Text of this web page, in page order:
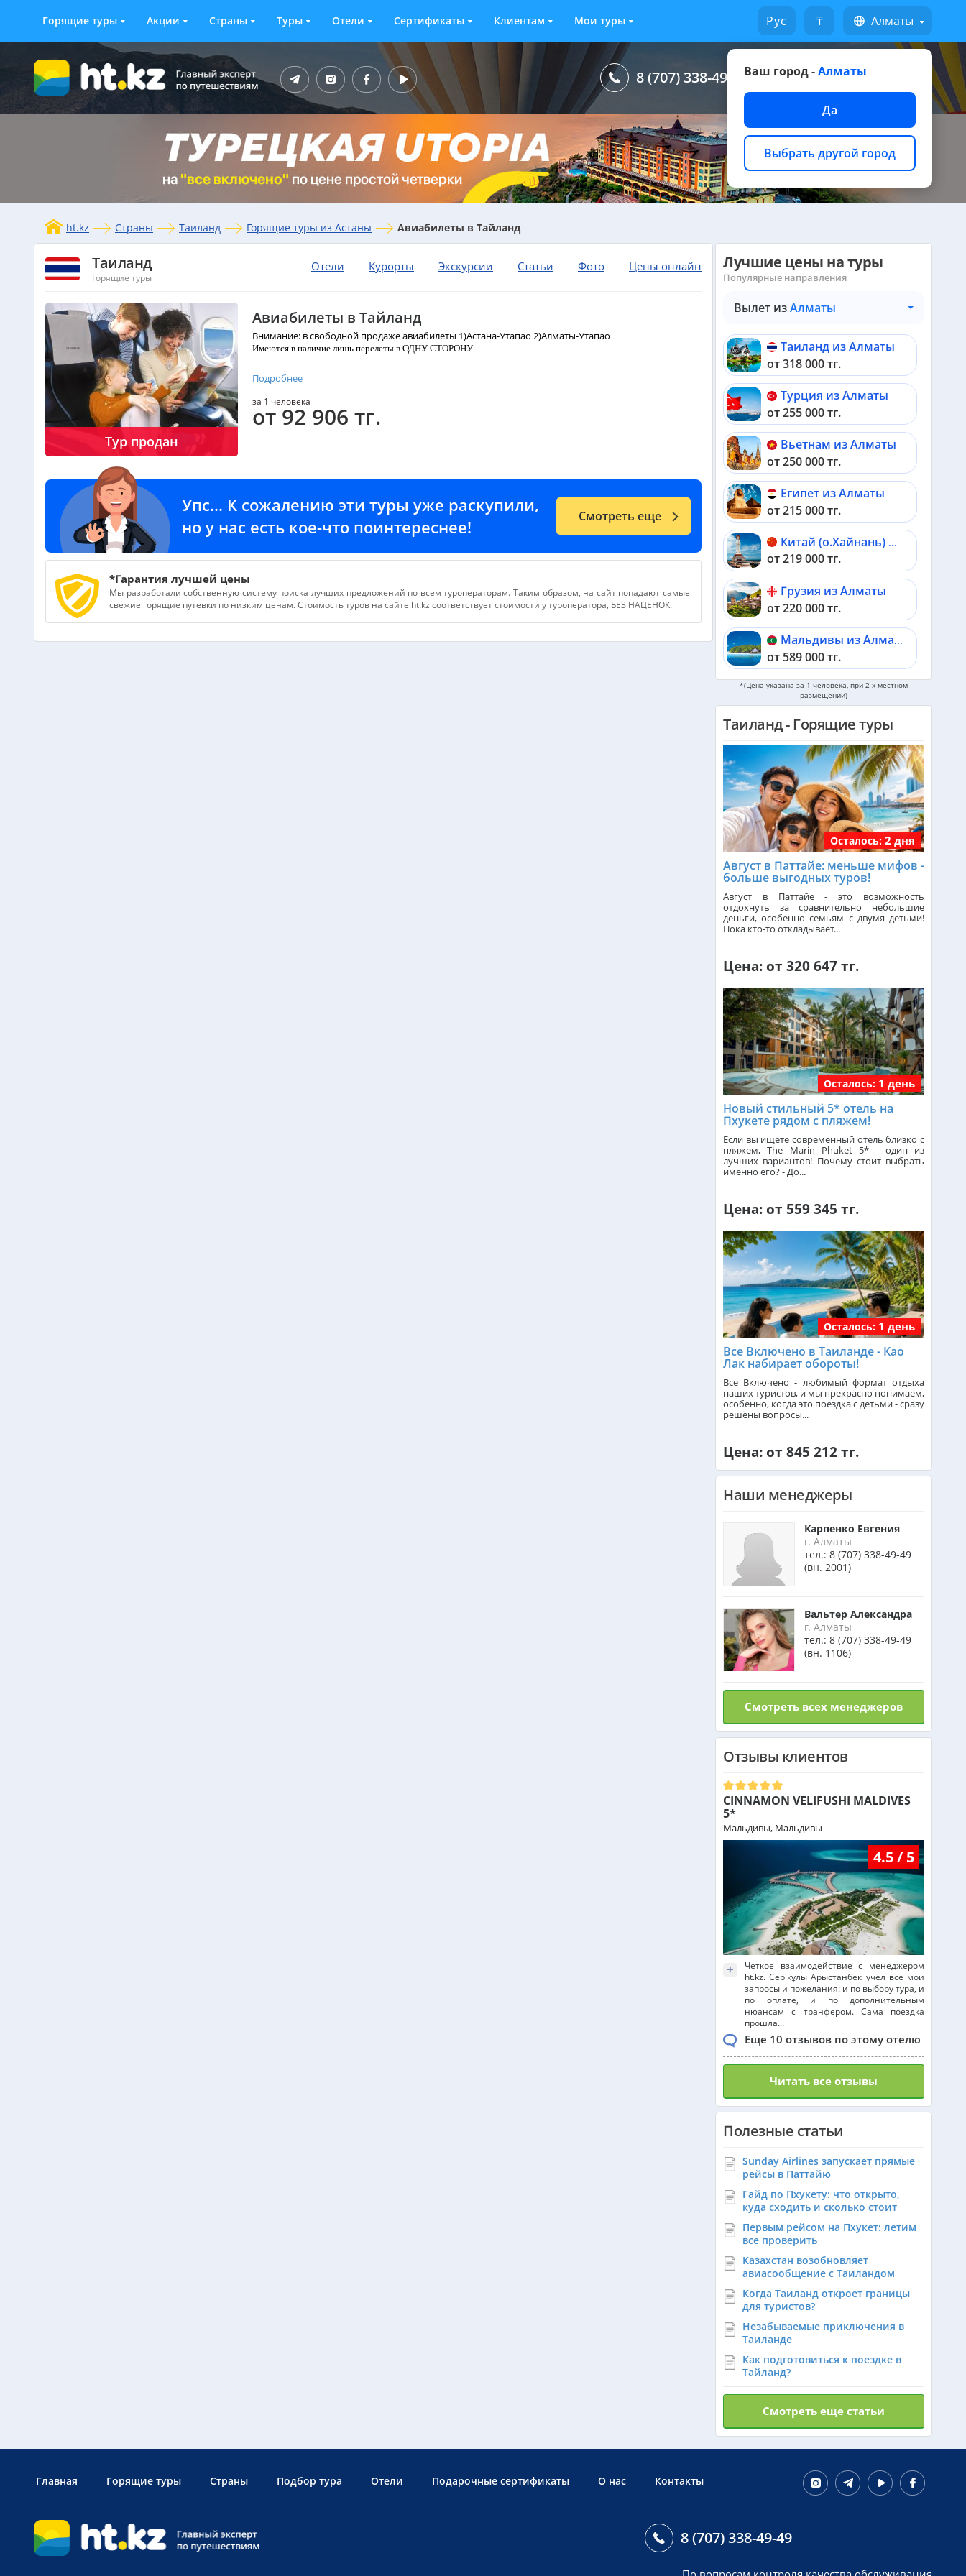
Горящие туры Акции Страны Туры Отели Сертификаты Клиентам Мои туры Русский ₸ Алматы
Ваш город -Алматы
Да
Выбрать другой город
8 (707) 338-49-49 Написать на WhatsApp
ht.kz Страны Таиланд Горящие туры из Астаны Авиабилеты в Тайланд
Отели Курорты Экскурсии Статьи Фото Цены онлайн
Таиланд
Горящие туры
Тур продан
Авиабилеты в Тайланд
Внимание: в свободной продаже авиабилеты 1)Астана-Утапао 2)Алматы-Утапао
Имеются в наличие лишь перелеты в ОДНУ СТОРОНУ
количество ограничено!
Подробнее
за 1 человека
от 92 906 тг.
Упс... К сожалению эти туры уже раскупили,
но у нас есть кое-что поинтереснее!
Смотреть еще
*Гарантия лучшей цены
Мы разработали собственную систему поиска лучших предложений по всем туроператорам. Таким образом, на сайт попадают самые
свежие горящие путевки по низким ценам. Стоимость туров на сайте ht.kz соответствует стоимости у туроператора, БЕЗ НАЦЕНОК.
Лучшие цены на туры
Популярные направления
Вылет изАлматы
Таиланд из Алматы
от 318 000 тг.
Турция из Алматы
от 255 000 тг.
Вьетнам из Алматы
от 250 000 тг.
Египет из Алматы
от 215 000 тг.
Китай (о.Хайнань) из Алматы
от 219 000 тг.
Грузия из Алматы
от 220 000 тг.
Мальдивы из Алматы
от 589 000 тг.
Черногория из Алматы
от 533 000 тг.
ОАЭ из Алматы
от 253 000 тг.
Кипр из Алматы
от 342 000 тг.
Шри-Ланка из Алматы
от 562 000 тг.
Катар из Алматы
от 377 000 тг.
Малайзия из Алматы
от 384 000 тг.
Индия (ГОА) из Алматы
Италия из Алматы
Чехия из Алматы
Сейшелы из Алматы
Доминикана из Алматы
Франция из Алматы
Болгария из Алматы
Сингапур из Алматы
Танзания из Алматы
Венгрия из Алматы
Израиль из Алматы
Маврикий из Алматы
*(Цена указана за 1 человека, при 2-х местном
размещении)
Таиланд - Горящие туры
Осталось: 2 дня
Август в Паттайе: меньше мифов -
больше выгодных туров!
Август в Паттайе - это возможность
отдохнуть за сравнительно небольшие
деньги, особенно семьям с двумя детьми!
Пока кто-то откладывает...
Цена: от 320 647 тг.
Осталось: 1 день
Новый стильный 5* отель на
Пхукете рядом с пляжем!
Если вы ищете современный отель близко с
пляжем, The Marin Phuket 5* - один из
лучших вариантов! Почему стоит выбрать
именно его? - До...
Цена: от 559 345 тг.
Осталось: 1 день
Все Включено в Таиланде - Као
Лак набирает обороты!
Все Включено - любимый формат отдыха
наших туристов, и мы прекрасно понимаем,
особенно, когда это поездка с детьми - сразу
решены вопросы...
Цена: от 845 212 тг.
Наши менеджеры
Карпенко Евгения
г. Алматы
тел.: 8 (707) 338-49-49
(вн. 2001)
Вальтер Александра
г. Алматы
тел.: 8 (707) 338-49-49
(вн. 1106)
Смотреть всех менеджеров
Отзывы клиентов
CINNAMON VELIFUSHI MALDIVES
5*
Мальдивы, Мальдивы
4.5 / 5
+
Четкое взаимодействие с менеджером
ht.kz. Серікұлы Арыстанбек учел все мои
запросы и пожелания: и по выбору тура, и
по оплате, и по дополнительным
нюансам с транфером. Сама поездка
прошла...
Еще 10 отзывов по этому отелю
Читать все отзывы
Полезные статьи
Sunday Airlines запускает прямые
рейсы в Паттайю
Гайд по Пхукету: что открыто,
куда сходить и сколько стоит
Первым рейсом на Пхукет: летим
все проверить
Казахстан возобновляет
авиасообщение с Таиландом
Когда Таиланд откроет границы
для туристов?
Незабываемые приключения в
Таиланде
Как подготовиться к поездке в
Тайланд?
Смотреть еще статьи
Главная Горящие туры Страны Подбор тура Отели Подарочные сертификаты О нас Контакты
8 (707) 338-49-49